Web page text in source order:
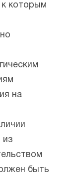
к которым
на
из
быть